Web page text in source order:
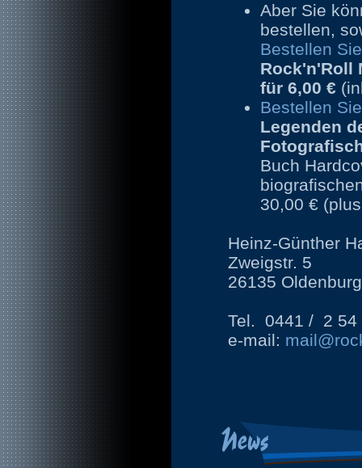
Aber Sie
bestellen,
Bestellen
Rock'n'Roll
für 6,00 €
Bestellen Sie
Legenden
Buch
30,00 €
Heinz-Günther
Zweigstr. 5
26135
Tel. 0441 / 2 54
e-mail:
News